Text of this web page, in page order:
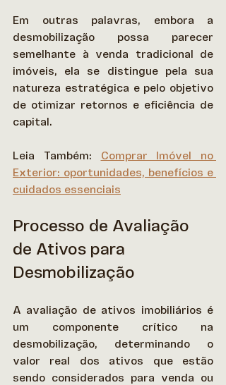
Em outras palavras, embora a
desmobilização possa parecer
semelhante à venda tradicional de
imóveis, ela se distingue pela sua
natureza estratégica e pelo objetivo
de otimizar retornos e eficiência de
capital.
Leia Também: Comprar Imóvel no
Exterior: oportunidades, benefícios e
cuidados essenciais
Processo de Avaliação
de Ativos para
Desmobilização
A avaliação de ativos imobiliários é
um componente crítico na
desmobilização, determinando o
valor real dos ativos que estão
sendo considerados para venda ou